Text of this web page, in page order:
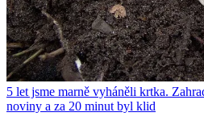
5 let jsme marně vyháněli krtka.
noviny a za 20 minut byl klid